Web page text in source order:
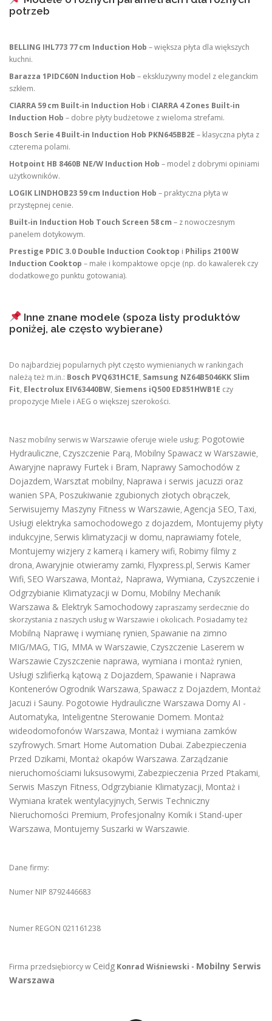
potrzeb
BELLING IHL773 77 cm Induction Hob – większa płyta dla większych
kuchni.
Barazza 1PIDC60N Induction Hob – ekskluzywny model z eleganckim
szkłem.
CIARRA 59 cm Built‑in Induction Hob i CIARRA 4 Zones Built‑in
Induction Hob – dobre płyty budżetowe z wieloma strefami.
Bosch Serie 4 Built‑in Induction Hob PKN645BB2E – klasyczna płyta z
czterema polami.
Hotpoint HB 8460B NE/W Induction Hob – model z dobrymi opiniami
użytkowników.
LOGIK LINDHOB23 59 cm Induction Hob – praktyczna płyta w
przystępnej cenie.
Built‑in Induction Hob Touch Screen 58 cm – z nowoczesnym
panelem dotykowym.
Prestige PDIC 3.0 Double Induction Cooktop i Philips 2100 W
Induction Cooktop – małe i kompaktowe opcje (np. do kawalerek czy
dodatkowego punktu gotowania).
Inne znane modele (spoza listy produktów
poniżej, ale często wybierane)
Do najbardziej popularnych płyt często wymienianych w rankingach
należą też m.in.: Bosch PVQ631HC1E, Samsung NZ64B5046KK Slim
Fit, Electrolux EIV63440BW, Siemens iQ500 ED851HWB1E czy
propozycje Miele i AEG o większej szerokości.
Nasz mobilny serwis w Warszawie oferuje wiele usług: Pogotowie
Hydrauliczne, Czyszczenie Parą, Mobilny Spawacz w Warszawie,
Awaryjne naprawy Furtek i Bram, Naprawy Samochodów z
Dojazdem, Warsztat mobilny, Naprawa i serwis jacuzzi oraz
wanien SPA, Poszukiwanie zgubionych złotych obrączek,
Serwisujemy Maszyny Fitness w Warszawie, Agencja SEO, Taxi,
Usługi elektryka samochodowego z dojazdem, Montujemy płyty
indukcyjne, Serwis klimatyzacji w domu, naprawiamy fotele,
Montujemy wizjery z kamerą i kamery wifi, Robimy filmy z
drona, Awaryjnie otwieramy zamki, Flyxpress.pl, Serwis Kamer
Wifi, SEO Warszawa, Montaż, Naprawa, Wymiana, Czyszczenie i
Odgrzybianie Klimatyzacji w Domu, Mobilny Mechanik
Warszawa & Elektryk Samochodowy zapraszamy serdecznie do
skorzystania z naszych usług w Warszawie i okolicach. Posiadamy też
Mobilną Naprawę i wymianę rynien, Spawanie na zimno
MIG/MAG, TIG, MMA w Warszawie, Czyszczenie Laserem w
Warszawie Czyszczenie naprawa, wymiana i montaż rynien,
Usługi szlifierką kątową z Dojazdem, Spawanie i Naprawa
Kontenerów Ogrodnik Warszawa, Spawacz z Dojazdem, Montaż
Jacuzi i Sauny. Pogotowie Hydrauliczne Warszawa Domy AI -
Automatyka, Inteligentne Sterowanie Domem. Montaż
wideodomofonów Warszawa, Montaż i wymiana zamków
szyfrowych. Smart Home Automation Dubai. Zabezpieczenia
Przed Dzikami, Montaż okapów Warszawa. Zarządzanie
nieruchomościami luksusowymi, Zabezpieczenia Przed Ptakami,
Serwis Maszyn Fitness, Odgrzybianie Klimatyzacji, Montaż i
Wymiana kratek wentylacyjnych, Serwis Techniczny
Nieruchomości Premium, Profesjonalny Komik i Stand-uper
Warszawa, Montujemy Suszarki w Warszawie.
Dane firmy:
Numer NIP 8792446683
Numer REGON 021161238
Firma przedsiębiorcy w Ceidg Konrad Wiśniewski - Mobilny Serwis
Warszawa